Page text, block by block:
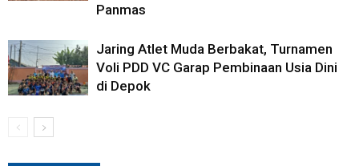
Panmas
Jaring Atlet Muda Berbakat, Turnamen
Voli PDD VC Garap Pembinaan Usia Dini
di Depok